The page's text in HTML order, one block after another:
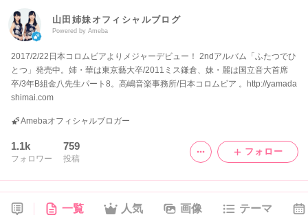
山田姉妹オフィシャルブログ
Powered by Ameba
2017/2/22日本コロムビアよりメジャーデビュー！ 2ndアルバム「ふたつでひ
とつ」発売中。姉・華は東京藝大卒/2011ミス鎌倉、妹・麗は国立音大首席
卒/3年B組金八先生パート8。高嶋音楽事務所/日本コロムビア 。http://yamada
shimai.com
Amebaオフィシャルブロガー
1.1k
フォロワー
759
投稿
フォロー
一覧 人気 画像 テーマ